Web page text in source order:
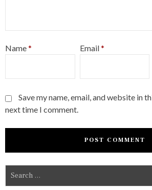
Name* Email*
Save my name, email, and website in
next time I comment.
e